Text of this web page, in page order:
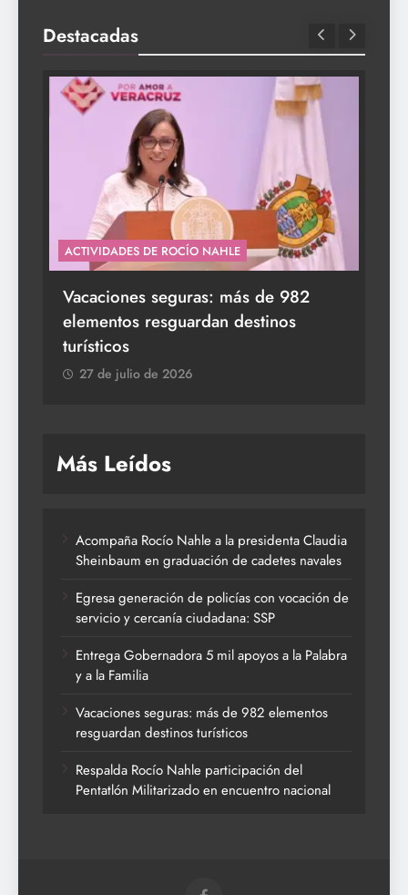
Destacadas
ACTIVIDADES DE ROCÍO NAHLE
Vacaciones seguras: más de 982
elementos resguardan destinos
turísticos
27 de julio de 2026
Más Leídos
Acompaña Rocío Nahle a la presidenta Claudia
Sheinbaum en graduación de cadetes navales
Egresa generación de policías con vocación de
servicio y cercanía ciudadana: SSP
Entrega Gobernadora 5 mil apoyos a la Palabra
y a la Familia
Vacaciones seguras: más de 982 elementos
resguardan destinos turísticos
Respalda Rocío Nahle participación del
Pentatlón Militarizado en encuentro nacional